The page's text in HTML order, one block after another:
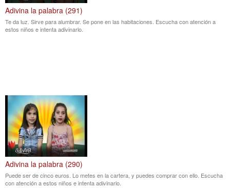
Adivina la palabra (291)
Te da luz. Sirve para alumbrar. Se pone en las habitaciones. Escucha con atención a
estos niños e intenta adivinarlo.
Adivina la palabra (290)
Puede ser de cinco euros. Lo metes en la cartera, y puedes comprar con ello. Escucha
con atención a estos niños e intenta adivinarlo.